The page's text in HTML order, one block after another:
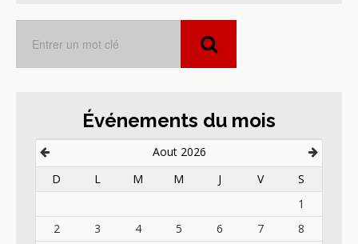
Événements du mois
Aout 2026
D
L M M J V
S
1
2
3 4 5 6 7
8